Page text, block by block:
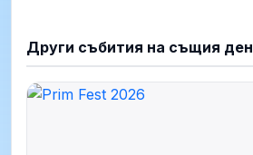
Други събития на същия ден